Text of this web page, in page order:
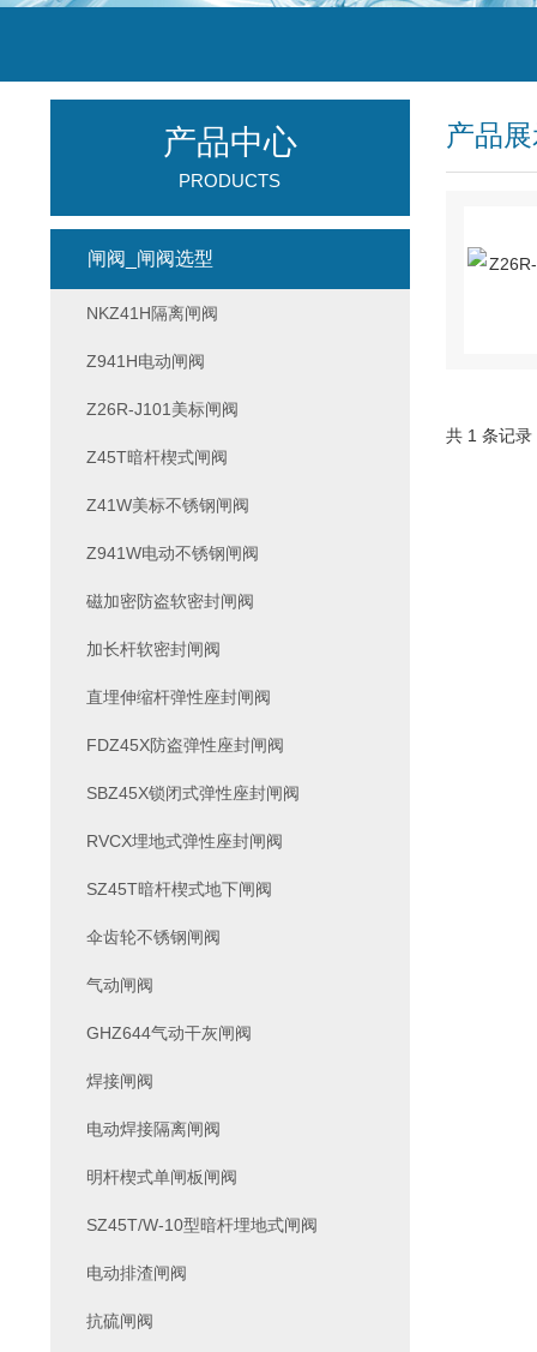
产品
共 1 条记
产品中心
PRODUCTS
闸阀_闸阀选型
NKZ41H隔离闸阀
Z941H电动闸阀
Z26R-J101美标闸阀
Z45T暗杆楔式闸阀
Z41W美标不锈钢闸阀
Z941W电动不锈钢闸阀
磁加密防盗软密封闸阀
加长杆软密封闸阀
直埋伸缩杆弹性座封闸阀
FDZ45X防盗弹性座封闸阀
SBZ45X锁闭式弹性座封闸阀
RVCX埋地式弹性座封闸阀
SZ45T暗杆楔式地下闸阀
伞齿轮不锈钢闸阀
气动闸阀
GHZ644气动干灰闸阀
焊接闸阀
电动焊接隔离闸阀
明杆楔式单闸板闸阀
SZ45T/W-10型暗杆埋地式闸阀
电动排渣闸阀
抗硫闸阀